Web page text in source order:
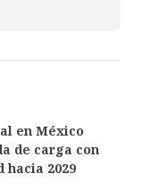
en México
de carga con
hacia 2029